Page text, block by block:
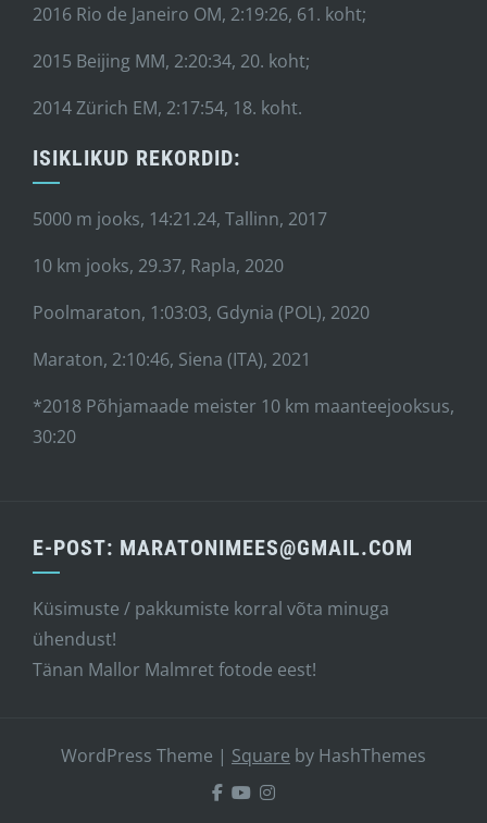
2016 Rio de Janeiro OM, 2:19:26, 61. koht;
2015 Beijing MM, 2:20:34, 20. koht;
2014 Zürich EM, 2:17:54, 18. koht.
ISIKLIKUD REKORDID:
5000 m jooks, 14:21.24, Tallinn, 2017
10 km jooks, 29.37, Rapla, 2020
Poolmaraton, 1:03:03, Gdynia (POL), 2020
Maraton, 2:10:46, Siena (ITA), 2021
*2018 Põhjamaade meister 10 km maanteejooksus,
30:20
E-POST: MARATONIMEES@GMAIL.COM
Küsimuste / pakkumiste korral võta minuga
ühendust!
Tänan Mallor Malmret fotode eest!
WordPress Theme | Square by HashThemes